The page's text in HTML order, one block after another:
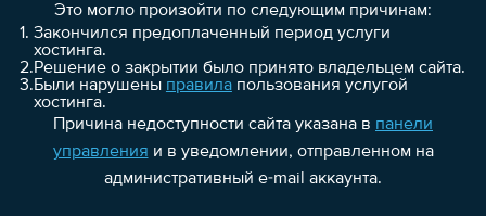
Это могло произойти по следующим причинам:
1. Закончился предоплаченный период услуги
хостинга.
2.Решение о закрытии было принято владельцем сайта.
3.Были нарушены правилапользования услугой
хостинга.
Причина недоступности сайта указана в панели
управления и в уведомлении, отправленном на
административный e-mail аккаунта.